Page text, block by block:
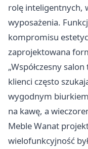
rolę inteligentnych,
wyposażenia.
kompromisu
zaprojektowana
„Współczesny
klienci często
wygodnym
na kawę, a
Meble Wanat
wielofunkcyjność